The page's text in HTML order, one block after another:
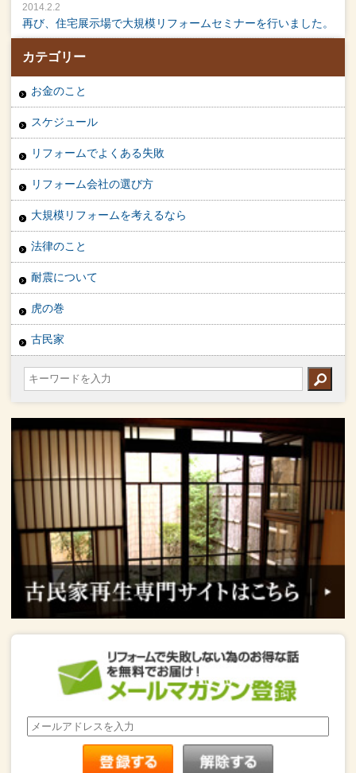
2014.2.2
再び、住宅展示場で大規模リフォームセミナーを行いました。
カテゴリー
お金のこと
スケジュール
リフォームでよくある失敗
リフォーム会社の選び方
大規模リフォームを考えるなら
法律のこと
耐震について
虎の巻
古民家